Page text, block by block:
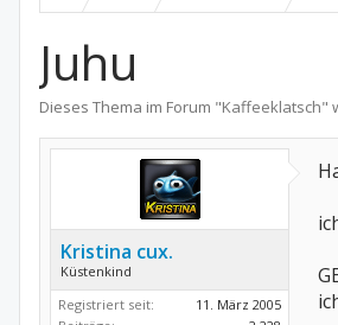
Juhu
Dieses Thema im Forum "Kaffeeklatsch"
Kristina cux.
Küstenkind
Registriert seit:
11. März 2005